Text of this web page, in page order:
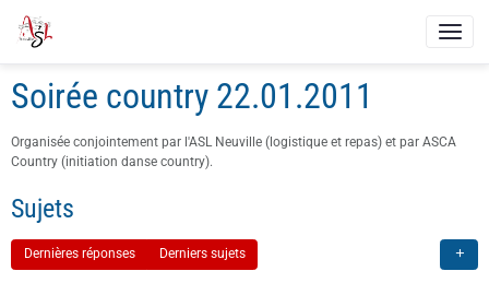
Soirée country 22.01.2011
Organisée conjointement par l'ASL Neuville (logistique et repas) et par ASCA
Country (initiation danse country).
Sujets
Dernières réponses Derniers sujets